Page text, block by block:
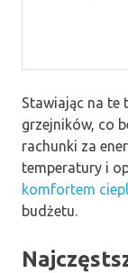
Stawiając na te
grzejników, co
rachunki za
temperatury i
komfortem
budżetu.